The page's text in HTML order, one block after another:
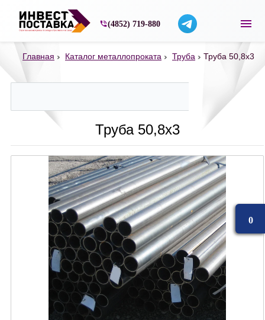
Строительные материалы со склада в
(4852) 719-880
Главная Каталог металлопроката Труба Труба 50,8х3
Труба 50,8х3
0